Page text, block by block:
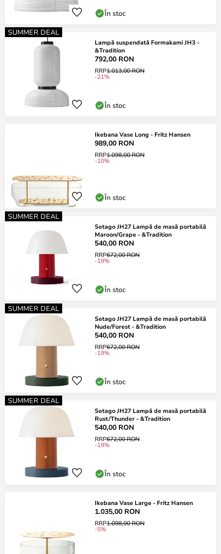
În stoc
SUMMER DEAL
Lampă suspendată Formakami JH3 -
&Tradition
792,00 RON
RRP1.013,00 RON
-21%
În stoc
Ikebana Vase Long - Fritz Hansen
989,00 RON
RRP1.098,00 RON
-10%
În stoc
SUMMER DEAL
Setago JH27 Lampă de masă portabilă
Maroon/Grape - &Tradition
540,00 RON
RRP672,00 RON
-19%
În stoc
SUMMER DEAL
Setago JH27 Lampă de masă portabilă
Nude/Forest - &Tradition
540,00 RON
RRP672,00 RON
-19%
În stoc
SUMMER DEAL
Setago JH27 Lampă de masă portabilă
Rust/Thunder - &Tradition
540,00 RON
RRP672,00 RON
-19%
În stoc
Ikebana Vase Large - Fritz Hansen
1.035,00 RON
RRP1.098,00 RON
-5%